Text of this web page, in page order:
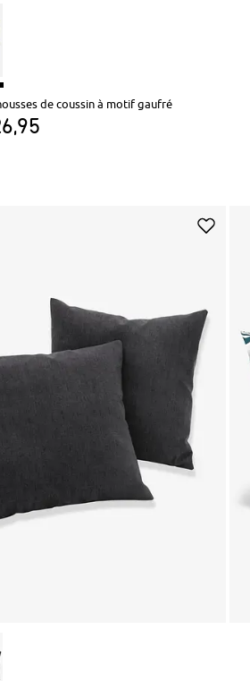
de coussin à motif gaufré